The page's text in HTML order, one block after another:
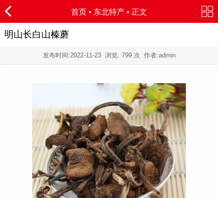
首页 • 东北特产 • 正文
明山长白山榛蘑
发布时间:2022-11-23浏览: 799 次 作者:admin